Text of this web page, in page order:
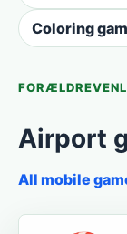
Coloring
Airport
All mobile